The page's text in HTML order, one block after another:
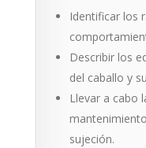
Identificar los
Describir los
del ca­ballo y
Llevar a cabo
sujeción.